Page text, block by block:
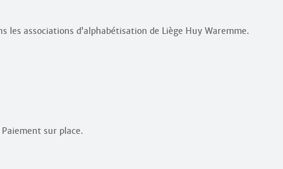
les associations d’alphabétisation de Liège Huy Waremme.
sur place.